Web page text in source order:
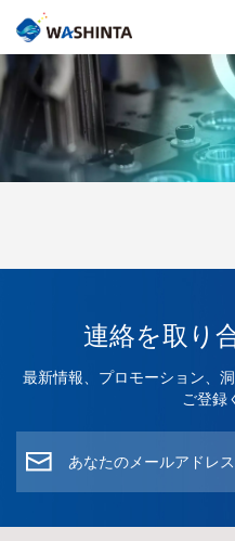
Mix Color Online
連絡を取り
最新情報、プロモーション、
ご登録